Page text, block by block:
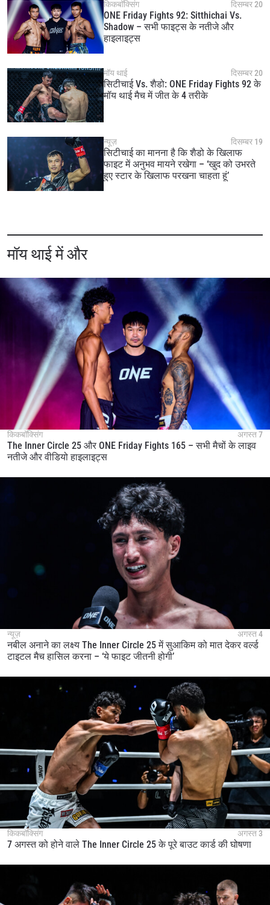
किकबॉक्सिंग दिसम्बर 20
ONE Friday Fights 92: Sitthichai Vs.
Shadow – सभी फाइट्स के नतीजे और
हाइलाइट्स
मॉय थाई दिसम्बर 20
सिटीचाई Vs. शैडो: ONE Friday Fights 92 के
मॉय थाई मैच में जीत के 4 तरीके
न्यूज़ दिसम्बर 19
सिटीचाई का मानना है कि शैडो के खिलाफ
फाइट में अनुभव मायने रखेगा – ‘खुद को उभरते
हुए स्टार के खिलाफ परखना चाहता हूं’
मॉय थाई में और
किकबॉक्सिंग अगस्त 7
The Inner Circle 25 और ONE Friday Fights 165 – सभी मैचों के लाइव
नतीजे और वीडियो हाइलाइट्स
न्यूज़ अगस्त 4
नबील अनाने का लक्ष्य The Inner Circle 25 में सुआकिम को मात देकर वर्ल्ड
टाइटल मैच हासिल करना – ‘ये फाइट जीतनी होगी’
किकबॉक्सिंग अगस्त 3
7 अगस्त को होने वाले The Inner Circle 25 के पूरे बाउट कार्ड की घोषणा
इवेंट
हाइलाइट्स देखें
नाम
सदस्यता लें
By submitting this form, you are agreeing to our
collection, use and disclosure of your information
under ourPrivacy Policy